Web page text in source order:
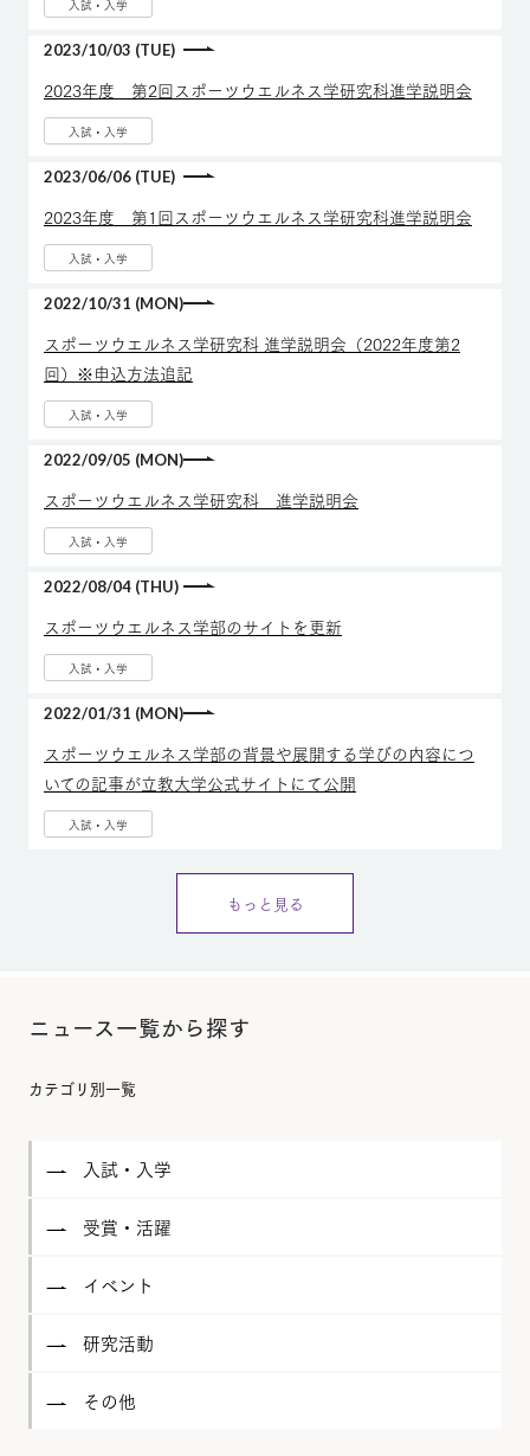
入試・入学
2023年度 第2回スポーツウエルネス学研究科進学説明会
入試・入学
2023/10/03 (TUE)
2023年度 第1回スポーツウエルネス学研究科進学説明会
入試・入学
2023/06/06 (TUE)
スポーツウエルネス学研究科 進学説明会（2022年度第2
回）※申込方法追記
入試・入学
2022/10/31 (MON)
スポーツウエルネス学研究科 進学説明会
入試・入学
2022/09/05 (MON)
スポーツウエルネス学部のサイトを更新
入試・入学
2022/08/04 (THU)
スポーツウエルネス学部の背景や展開する学びの内容につ
いての記事が立教大学公式サイトにて公開
入試・入学
2022/01/31 (MON)
もっと見る
ニュース一覧から探す
カテゴリ別一覧
入試・入学
受賞・活躍
イベント
研究活動
その他